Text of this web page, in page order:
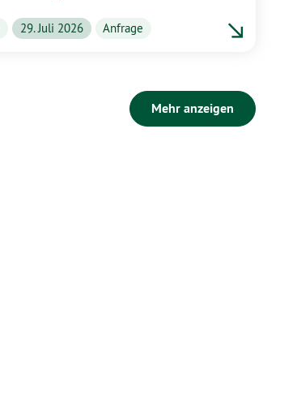
29. Juli 2026 Anfrage
Mehr anzeigen